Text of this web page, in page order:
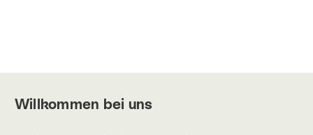
Willkommen bei uns